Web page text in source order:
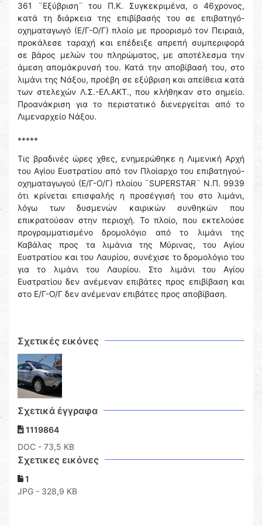
361 ¨Εξύβριση¨ του Π.Κ. Συγκεκριμένα, ο 46χρονος,
κατά τη διάρκεια της επιβίβασής του σε επιβατηγό-
οχηματαγωγό (Ε/Γ-Ο/Γ) πλοίο με προορισμό τον Πειραιά,
προκάλεσε ταραχή και επέδειξε απρεπή συμπεριφορά
σε βάρος μελών του πληρώματος, με αποτέλεσμα την
άμεση απομάκρυνσή του. Κατά την αποβίβασή του, στο
λιμάνι της Νάξου, προέβη σε εξύβριση και απείθεια κατά
των στελεχών Λ.Σ.-ΕΛ.ΑΚΤ., που κλήθηκαν στο σημείο.
Προανάκριση για το περιστατικό διενεργείται από το
Λιμεναρχείο Νάξου.
*****
Τις βραδινές ώρες χθες, ενημερώθηκε η Λιμενική Αρχή
του Αγίου Ευστρατίου από τον Πλοίαρχο του επιβατηγού-
οχηματαγωγού (Ε/Γ-Ο/Γ) πλοίου ¨SUPERSTAR¨ Ν.Π. 9939
ότι κρίνεται επισφαλής η προσέγγισή του στο λιμάνι,
λόγω των δυσμενών καιρικών συνθηκών που
επικρατούσαν στην περιοχή. Το πλοίο, που εκτελούσε
προγραμματισμένο δρομολόγιο από το λιμάνι της
Καβάλας προς τα λιμάνια της Μύρινας, του Αγίου
Ευστρατίου και του Λαυρίου, συνέχισε το δρομολόγιο του
για το λιμάνι του Λαυρίου. Στο λιμάνι του Αγίου
Ευστρατίου δεν ανέμεναν επιβάτες προς επιβίβαση και
στο Ε/Γ-Ο/Γ δεν ανέμεναν επιβάτες προς αποβίβαση.
Σχετικές εικόνες
Σχετικά έγγραφα
1119864
DOC - 73,5 KB
Σχετικες εικόνες
1
JPG - 328,9 KB